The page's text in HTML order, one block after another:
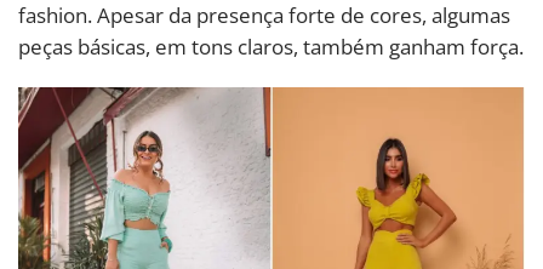
fashion. Apesar da presença forte de cores, algumas
peças básicas, em tons claros, também ganham força.